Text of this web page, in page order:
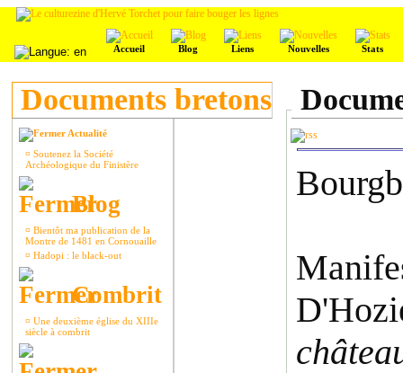
Accueil Blog Liens Nouvelles Stats
Documents bretons
Actualité
¤ Soutenez la Société
Archéologique du Finistère
Blog
¤ Bientôt ma publication de la
Montre de 1481 en Cornouaille
¤ Hadopi : le black-out
Combrit
¤ Une deuxième église du XIIIe
siècle à combrit